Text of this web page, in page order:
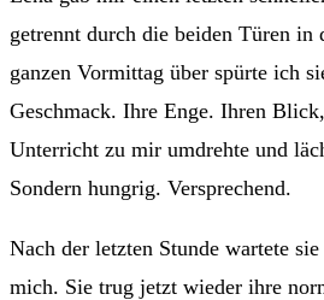
getrennt durch die beiden Türen in
ganzen Vormittag über spürte ich
Geschmack. Ihre Enge. Ihren
Unterricht zu mir umdrehte und
Sondern hungrig. Versprechend.
Nach der letzten Stunde wartete
mich. Sie trug jetzt wieder ihre